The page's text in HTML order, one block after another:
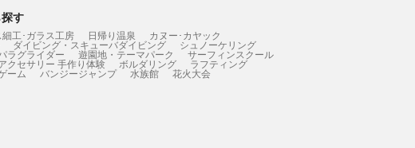
す
細工･ガラス工房 日帰り温泉 カヌー･カヤック
ダイビング・スキューバダイビング シュノーケリング
ラグライダー 遊園地・テーマパーク サーフィンスクール
クセサリー 手作り体験 ボルダリング ラフティング
ーム バンジージャンプ 水族館 花火大会